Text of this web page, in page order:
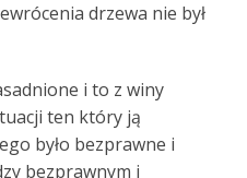
drzewa nie był
i to z winy
ten który ją
było bezprawne i
bezprawnym i